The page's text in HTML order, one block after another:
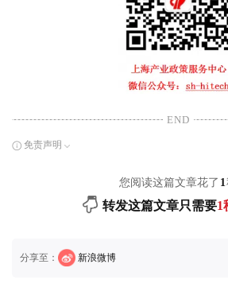
END
免责声明
您阅读这篇文章花了 1
转发这篇文章只需要1
分享至： 新浪微博